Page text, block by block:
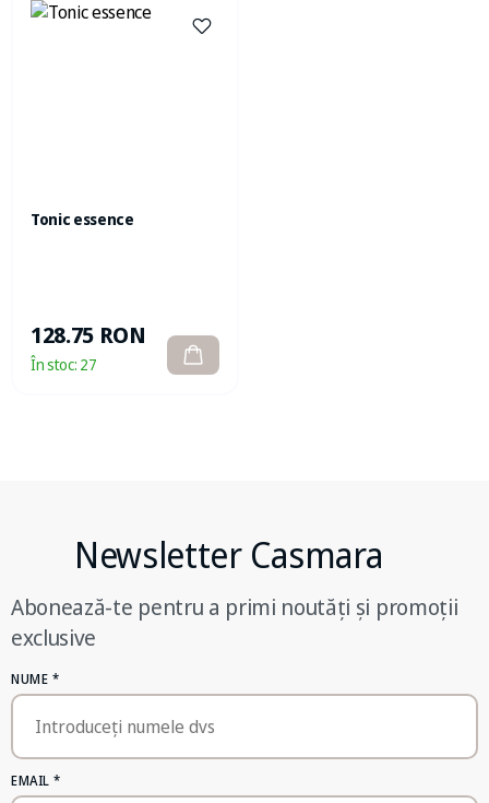
Tonic essence
128.75 RON
În stoc: 27
Newsletter Casmara
Abonează-te pentru a primi noutăți și promoții
exclusive
NUME *
EMAIL *